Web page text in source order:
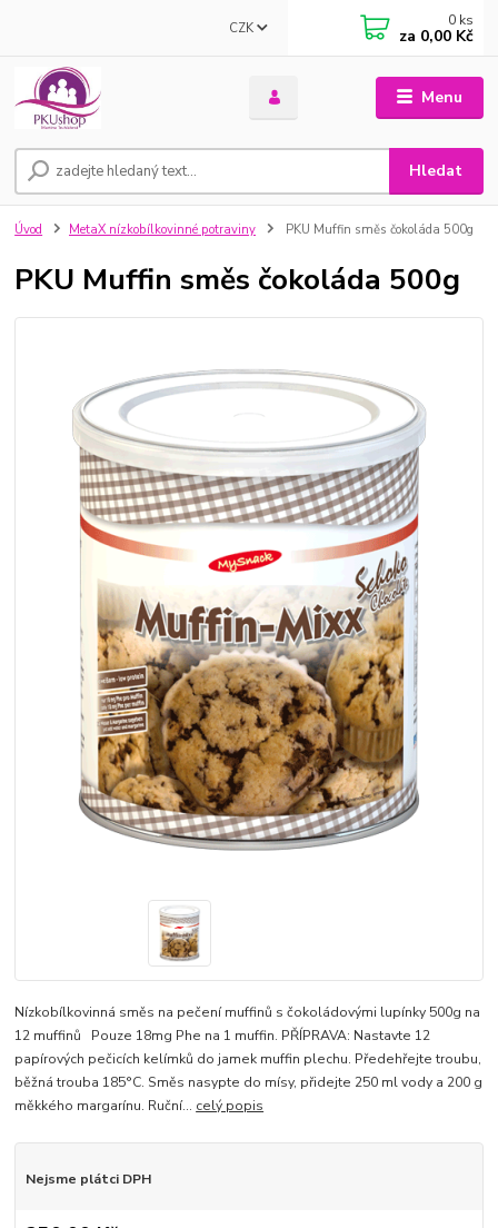
Menu
CZK
Hledat
0 ks
za 0,00 Kč
Úvod MetaX nízkobílkovinné potraviny PKU Muffin směs čokoláda 500g
PKU Muffin směs čokoláda 500g
Nízkobílkovinná směs na pečení muffinů s čokoládovými lupínky 500g na
12 muffinů Pouze 18mg Phe na 1 muffin. PŘÍPRAVA: Nastavte 12
papírových pečicích kelímků do jamek muffin plechu. Předehřejte troubu,
běžná trouba 185°C. Směs nasypte do mísy, přidejte 250 ml vody a 200 g
měkkého margarínu. Ruční... celý popis
Nejsme plátci DPH